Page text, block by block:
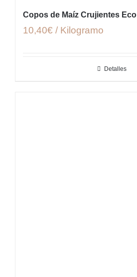
Copos de Maíz Crujientes Eco
10,40€ / Kilogramo
Detalles